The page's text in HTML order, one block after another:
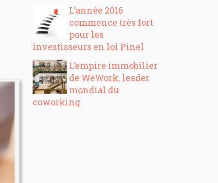
L’année 2016
commence très fort
pour les
investisseurs en loi Pinel
L’empire immobilier
de WeWork, leader
mondial du
coworking